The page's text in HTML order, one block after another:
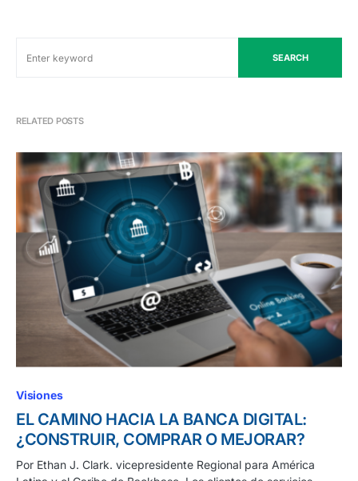
SEARCH
RELATED POSTS
Visiones
EL CAMINO HACIA LA BANCA DIGITAL:
¿CONSTRUIR, COMPRAR O MEJORAR?
Por Ethan J. Clark. vicepresidente Regional para América